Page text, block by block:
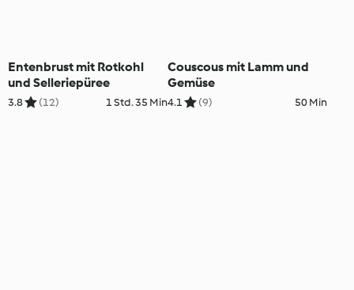
Entenbrust mit Rotkohl
und Selleriepüree
3.8 (12) 1 Std. 35 Min
Couscous mit Lamm und
Gemüse
4.1 (9) 50 Min